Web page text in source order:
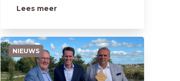
Lees meer
NIEUWS